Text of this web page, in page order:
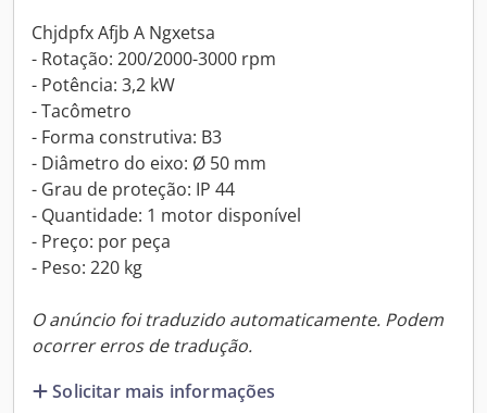
Chjdpfx Afjb A Ngxetsa
- Rotação: 200/2000-3000 rpm
- Potência: 3,2 kW
- Tacômetro
- Forma construtiva: B3
- Diâmetro do eixo: Ø 50 mm
- Grau de proteção: IP 44
- Quantidade: 1 motor disponível
- Preço: por peça
- Peso: 220 kg
O anúncio foi traduzido automaticamente. Podem
ocorrer erros de tradução.
Solicitar mais informações